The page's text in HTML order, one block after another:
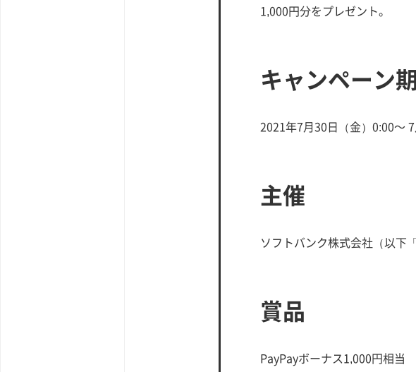
1,000円分をプレゼント。
キャンペーン
2021年7月30日（金）0:00～
主催
ソフトバンク株式会社（以下
賞品
PayPayボーナス1,000円相当